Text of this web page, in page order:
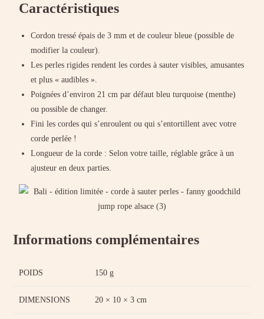
Caractéristiques
Cordon tressé épais de 3 mm et de couleur bleue (possible de
modifier la couleur).
Les perles rigides rendent les cordes à sauter visibles, amusantes
et plus « audibles ».
Poignées d’environ 21 cm par défaut bleu turquoise (menthe)
ou possible de changer.
Fini les cordes qui s’enroulent ou qui s’entortillent avec votre
corde perlée !
Longueur de la corde : Selon votre taille, réglable grâce à un
ajusteur en deux parties.
Informations complémentaires
POIDS 150 g
DIMENSIONS 20 × 10 × 3 cm